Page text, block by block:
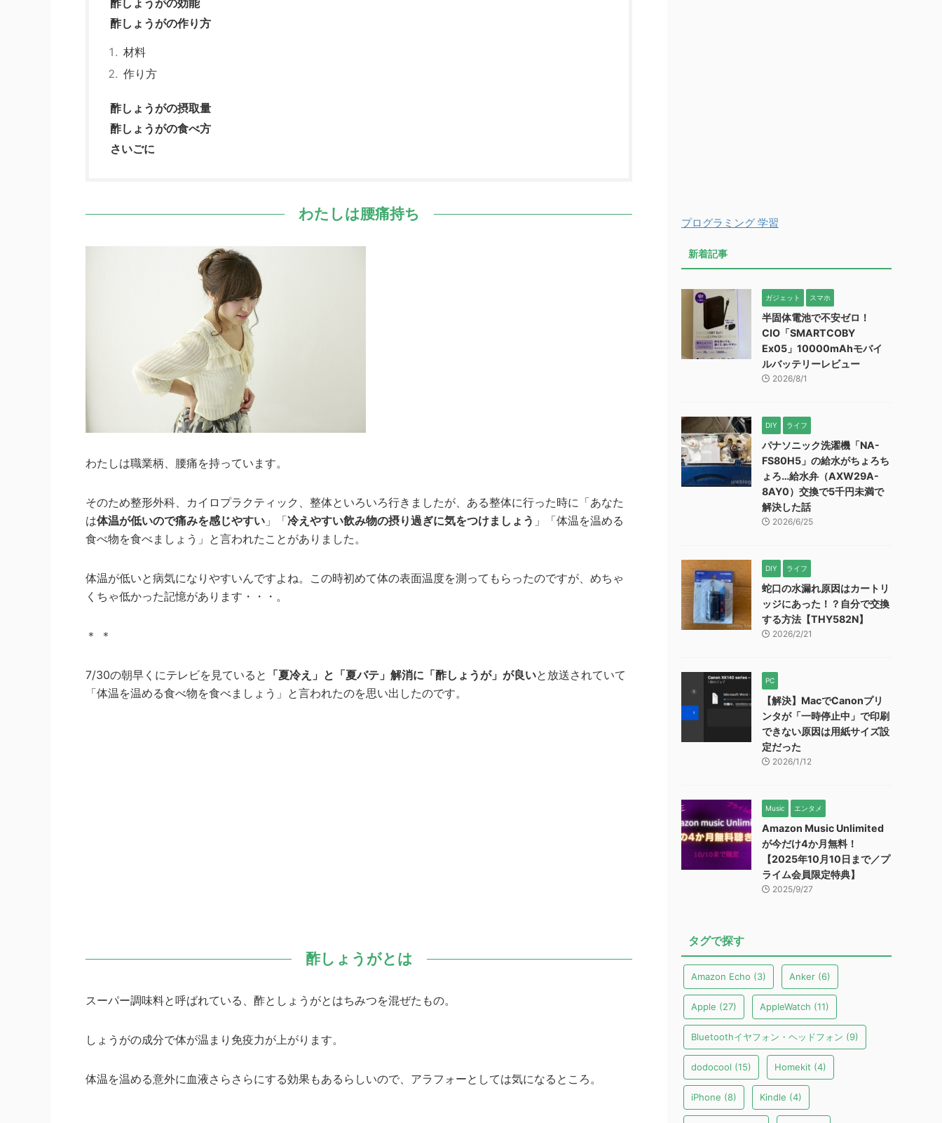
酢しょうがの作り方
材料
作り方
酢しょうがの摂取量
酢しょうがの食べ方
さいごに
わたしは腰痛持ち
わたしは職業柄、腰痛を持っています。
そのため整形外科、カイロプラクティック、整体といろいろ行きましたが、ある整体に行った時に「あなた
は体温が低いので痛みを感じやすい 」「冷えやすい飲み物の摂り過ぎに気をつけましょう 」「体温を温める
食べ物を食べましょう」と言われたことがありました。
体温が低いと病気になりやすいんですよね。この時初めて体の表面温度を測ってもらったのですが、めちゃ
くちゃ低かった記憶があります・・・。
＊ ＊
7/30の朝早くにテレビを見ていると 「夏冷え」と「夏バテ」解消に「酢しょうが」が良いと放送されていて
「体温を温める食べ物を食べましょう」と言われたのを思い出したのです。
酢しょうがとは
スーパー調味料と呼ばれている、酢としょうがとはちみつを混ぜたもの。
しょうがの成分で体が温まり免疫力が上がります。
体温を温める意外に血液さらさらにする効果もあるらしいので、アラフォーとしては気になるところ。
プログラミング 学習
新着記事
ガジェット スマホ
半固体電池で不安ゼロ！
CIO「SMARTCOBY
Ex05」10000mAhモバイ
ルバッテリーレビュー
2026/8/1
DIY ライフ
パナソニック洗濯機「NA-
FS80H5」の給水がちょろち
ょろ…給水弁（AXW29A-
8AY0）交換で5千円未満で
解決した話
2026/6/25
DIY ライフ
蛇口の水漏れ原因はカートリ
ッジにあった！？自分で交換
する方法【THY582N】
2026/2/21
PC
【解決】MacでCanonプリ
ンタが「一時停止中」で印刷
できない原因は用紙サイズ設
定だった
2026/1/12
Music エンタメ
Amazon Music Unlimited
が今だけ4か月無料！
【2025年10月10日まで／プ
ライム会員限定特典】
2025/9/27
タグで探す
Amazon Echo (3) Anker (6)
Apple (27) AppleWatch (11)
Bluetoothイヤフォン・ヘッドフォン (9)
dodocool (15) Homekit (4)
iPhone (8) Kindle (4)